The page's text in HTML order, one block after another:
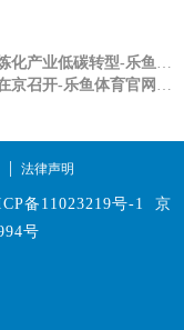
转型-乐鱼体育官网app下载
开-乐鱼体育官网app下载
| 法律声明
备11023219号-1
京
号